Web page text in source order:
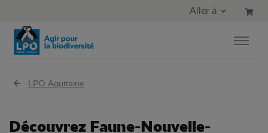
Aller au menu principal
Aller à
LPO Aquitaine
Découvrez Faune-Nouvelle-